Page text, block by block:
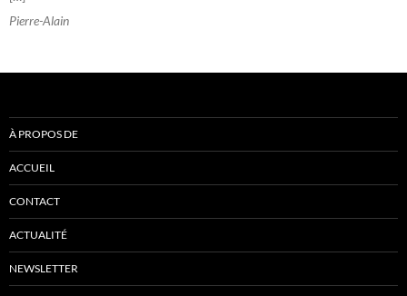
Pierre-Alain
À PROPOS DE
ACCUEIL
CONTACT
ACTUALITÉ
NEWSLETTER